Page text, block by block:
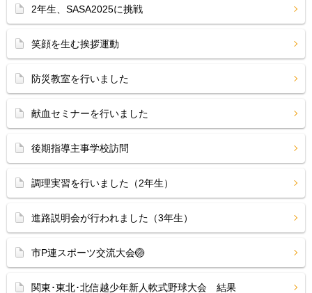
2年生、SASA2025に挑戦
笑顔を生む挨拶運動
防災教室を行いました
献血セミナーを行いました
後期指導主事学校訪問
調理実習を行いました（2年生）
進路説明会が行われました（3年生）
市P連スポーツ交流大会🏐
関東･東北･北信越少年新人軟式野球大会 結果